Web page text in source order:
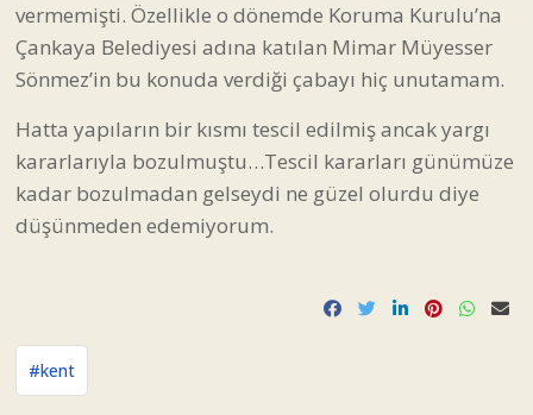
vermemişti. Özellikle o dönemde Koruma Kurulu’na
Çankaya Belediyesi adına katılan Mimar Müyesser
Sönmez’in bu konuda verdiği çabayı hiç unutamam.
Hatta yapıların bir kısmı tescil edilmiş ancak yargı
kararlarıyla bozulmuştu…Tescil kararları günümüze
kadar bozulmadan gelseydi ne güzel olurdu diye
düşünmeden edemiyorum.
#kent